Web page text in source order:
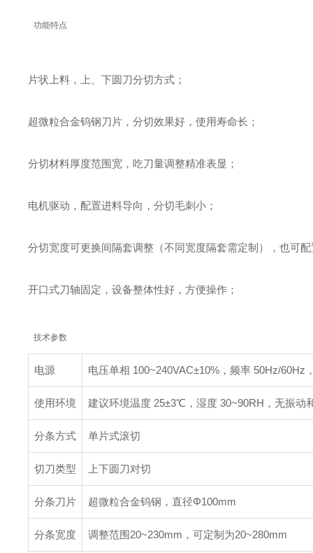
功能特点
片状上料，上、下圆刀分切方式；
超微粒合金钨钢刀片，分切效果好，使用寿命长；
分切材料厚度范围宽，吃刀量调整精准表显；
电机驱动，配置进料导向，分切毛刺小；
分切宽度可更换间隔套调整（不同宽度隔套需定制），也可
开口式刀轴固定，设备整体性好，方便操作；
技术参数
电源 电压单相 100~240VAC±10%，频率 50Hz/60Hz
使用环境 建议环境温度 25±3℃，湿度 30~90RH，无振动
分条方式 单片式滚切
切刀类型 上下圆刀对切
分条刀片 超微粒合金钨钢，直径Φ100mm
分条宽度 调整范围20~230mm，可定制为20~280mm